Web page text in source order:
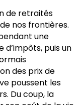
de retraités
nos frontières.
une
puis un
des prix de
poussent les
Du coup, la